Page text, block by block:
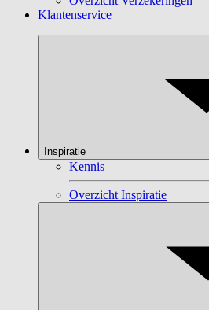
Klantenservice
Inspiratie
Kennis
Overzicht Inspiratie